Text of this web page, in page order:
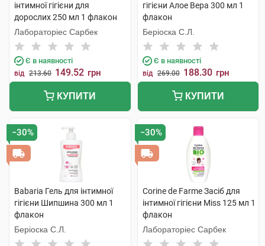
інтимної гігієни для
дорослих 250 мл 1 флакон
Лабораторіес Сарбек
Є в наявності
від 213.60 149.52 грн
КУПИТИ
гігієни Алое Вера 300 мл 1
флакон
Беріоска С.Л.
Є в наявності
від 269.00 188.30 грн
КУПИТИ
−30%
Babaria Гель для інтимної
гігієни Шипшина 300 мл 1
флакон
Беріоска С.Л.
−30%
Corine de Farme Засіб для
інтимної гігієни Miss 125 мл 1
флакон
Лабораторіес Сарбек